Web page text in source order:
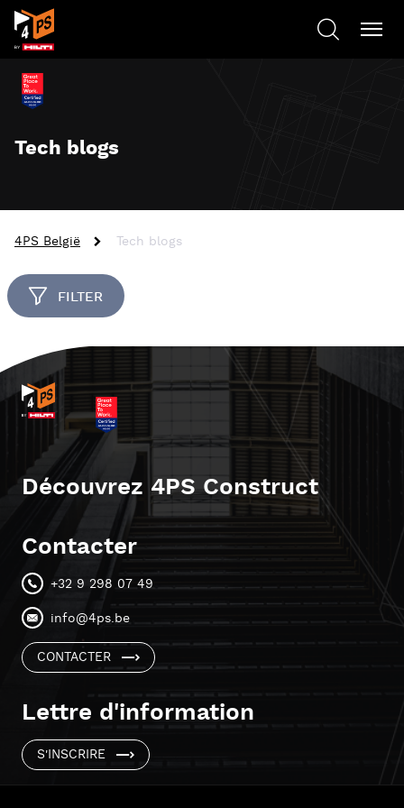
Tech blogs
4PS België Tech blogs
FILTER
Découvrez 4PS Construct
Contacter
+32 9 298 07 49
info@4ps.be
CONTACTER
Lettre d'information
S'INSCRIRE